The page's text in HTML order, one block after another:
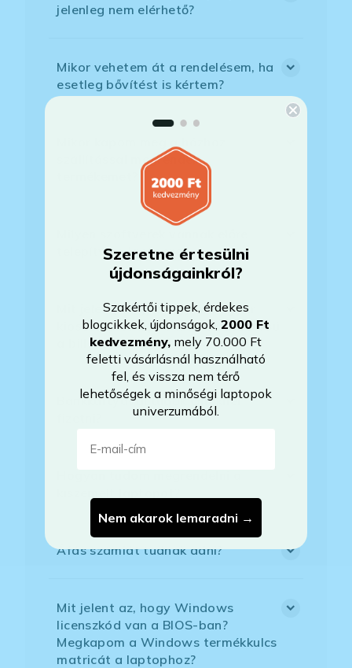
jelenleg nem elérhető?
Mikor vehetem át a rendelésem, ha
esetleg bővítést is kértem?
szállítással megrendelt
telepítve a laptopra?
Mit jelent, hogy magyar/magyar
kiosztású európai/külföldi kiosztású
a billentyűzet?
Bankkártyával tudok Önöknél
Hogyan tudom megrendelni a
Áfás számlát tudnak adni?
Mit jelent az, hogy Windows
licenszkód van a BIOS-ban?
Megkapom a Windows termékkulcs
matricát a laptophoz?
Szeretne értesülni
újdonságainkról?
Szakértői tippek, érdekes
blogcikkek, újdonságok,2000 Ft
kedvezmény, mely 70.000 Ft
feletti vásárlásnál használható
fel, és vissza nem térő
lehetőségek a minőségi laptopok
univerzumából.
Nem akarok lemaradni →